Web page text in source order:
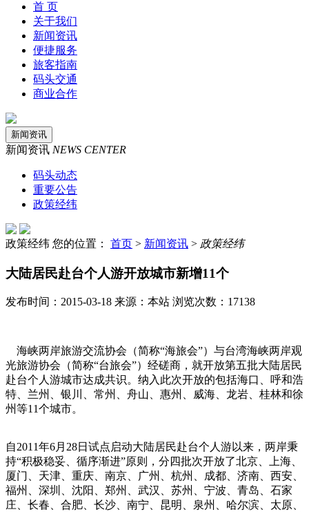
首 页
关于我们
新闻资讯
便捷服务
旅客指南
码头交通
商业合作
新闻资讯
新闻资讯 NEWS CENTER
码头动态
重要公告
政策经纬
政策经纬 您的位置： 首页 > 新闻资讯 > 政策经纬
大陆居民赴台个人游开放城市新增11个
发布时间：2015-03-18 来源：本站 浏览次数：17138
海峡两岸旅游交流协会（简称“海旅会”）与台湾海峡两岸观
光旅游协会（简称“台旅会”）经磋商，就开放第五批大陆居民
赴台个人游城市达成共识。纳入此次开放的包括海口、呼和浩
特、兰州、银川、常州、舟山、惠州、威海、龙岩、桂林和徐
州等11个城市。
自2011年6月28日试点启动大陆居民赴台个人游以来，两岸秉
持“积极稳妥、循序渐进”原则，分四批次开放了北京、上海、
厦门、天津、重庆、南京、广州、杭州、成都、济南、西安、
福州、深圳、沈阳、郑州、武汉、苏州、宁波、青岛、石家
庄、长春、合肥、长沙、南宁、昆明、泉州、哈尔滨、太原、